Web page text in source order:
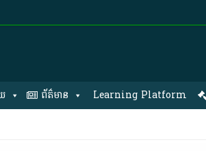
ព័ត៌មាន Learning Platform